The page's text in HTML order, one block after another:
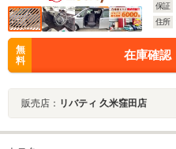
保証
住所
無
料
在庫確認
販売店： リバティ 久米窪田店